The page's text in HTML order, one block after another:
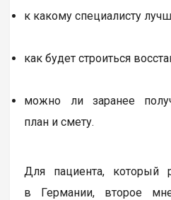
к какому специалисту
как будет строиться
можно ли заранее
план и смету.
Для пациента, который
в Германии, второе